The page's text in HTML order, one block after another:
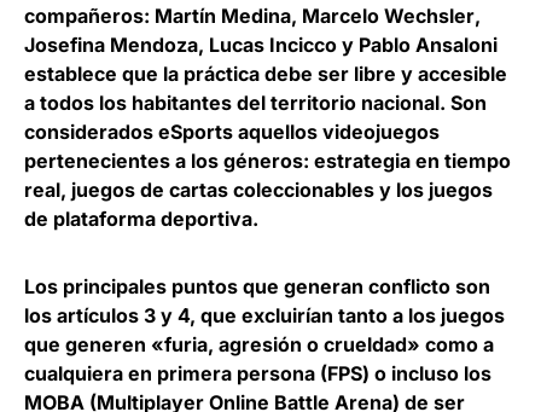
compañeros: Martín Medina, Marcelo Wechsler,
Josefina Mendoza, Lucas Incicco y Pablo Ansaloni
establece que la práctica debe ser libre y accesible
a todos los habitantes del territorio nacional. Son
considerados eSports aquellos videojuegos
pertenecientes a los géneros: estrategia en tiempo
real, juegos de cartas coleccionables y los juegos
de plataforma deportiva.
Los principales puntos que generan conflicto son
los artículos 3 y 4, que excluirían tanto a los juegos
que generen «furia, agresión o crueldad» como a
cualquiera en primera persona (FPS) o incluso los
MOBA (Multiplayer Online Battle Arena) de ser